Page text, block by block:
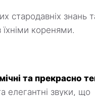
стародавніх знань
коренями.
та прекрасно
елегантні звуки, що